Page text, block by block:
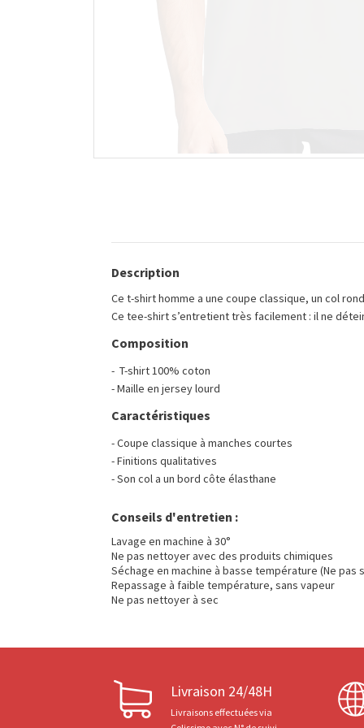
Description
Ce t-shirt homme a une coupe classique, un col
Ce tee-shirt s’entretient très facilement : il ne
Composition
- T-shirt 100% coton
- Maille en jersey lourd
Caractéristiques
- Coupe classique à manches courtes
- Finitions qualitatives
- Son col a un bord côte élasthane
Conseils d'entretien :
Lavage en machine à 30°
Ne pas nettoyer avec des produits chimiques
Séchage en machine à basse température (Ne pas
Repassage à faible température, sans vapeur
Ne pas nettoyer à sec
Livraison 24/48H
Livraisons effectuées via